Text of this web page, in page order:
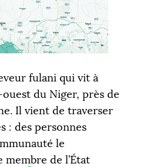
fulani qui vit à
du Niger, près de
Il vient de traverser
: des personnes
le
membre de l’État